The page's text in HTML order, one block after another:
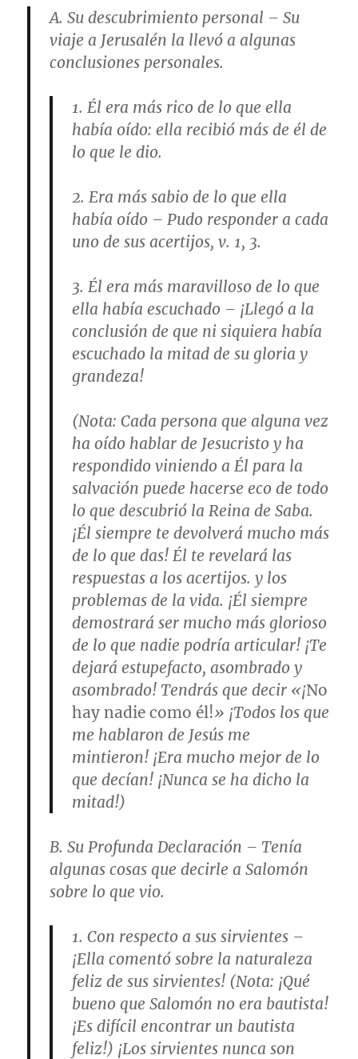
A.Su descubrimiento personal – Su
viaje a Jerusalén la llevó a algunas
conclusiones personales.
1. Él era más rico de lo que ella
había oído: ella recibió más de él de
lo que le dio.
2. Era más sabio de lo que ella
había oído – Pudo responder a cada
uno de sus acertijos,v. 1, 3.
3. Él era más maravilloso de lo que
ella había escuchado – ¡Llegó a la
conclusión de que ni siquiera había
escuchado la mitad de su gloria y
grandeza!
(Nota: Cada persona que alguna vez
ha oído hablar de Jesucristo y ha
respondido viniendo a Él para la
salvación puede hacerse eco de todo
lo que descubrió la Reina de Saba.
¡Él siempre te devolverá mucho más
de lo que das! Él te revelará las
respuestas a los acertijos. y los
problemas de la vida. ¡Él siempre
demostrará ser mucho más glorioso
de lo que nadie podría articular! ¡Te
dejará estupefacto, asombrado y
asombrado! Tendrás que decir «¡No
hay nadie como él!» ¡Todos los que
me hablaron de Jesús me
mintieron! ¡Era mucho mejor de lo
que decían! ¡Nunca se ha dicho la
mitad!)
B.Su Profunda Declaración – Tenía
algunas cosas que decirle a Salomón
sobre lo que vio.
1.Con respecto a sus sirvientes –
¡Ella comentó sobre la naturaleza
feliz de sus sirvientes! (Nota: ¡Qué
bueno que Salomón no era bautista!
¡Es difícil encontrar un bautista
feliz!) ¡Los sirvientes nunca son